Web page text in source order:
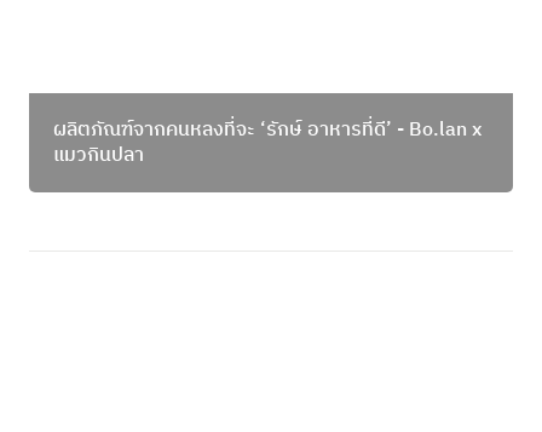
ผลิตภัณฑ์จากคนหลงที่จะ ‘รักษ์ อาหารที่ดี’ - Bo.lan x
แมวกินปลา